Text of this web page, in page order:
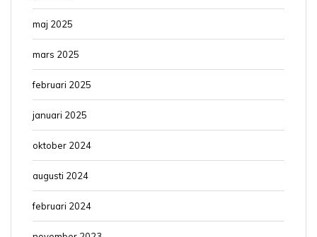
maj 2025
mars 2025
februari 2025
januari 2025
oktober 2024
augusti 2024
februari 2024